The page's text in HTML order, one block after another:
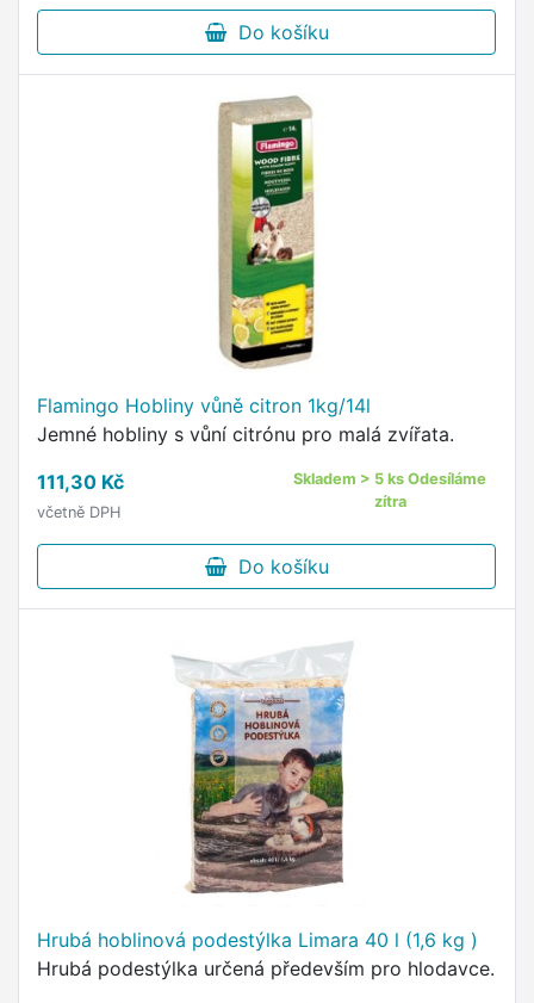
údržby svěžesti toalety a jejího okolí mimořádně
Do košíku
Flamingo Hobliny vůně citron 1kg/14l
Jemné hobliny s vůní citrónu pro malá zvířata.
111,30 Kč
včetně DPH
Skladem > 5 ks Odesíláme
zítra
Do košíku
Hrubá hoblinová podestýlka Limara 40 l (1,6 kg )
Hrubá podestýlka určená především pro hlodavce.